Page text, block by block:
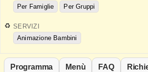
Per Famiglie
Per Gruppi
SERVIZI
Animazione Bambini
Programma Menù FAQ